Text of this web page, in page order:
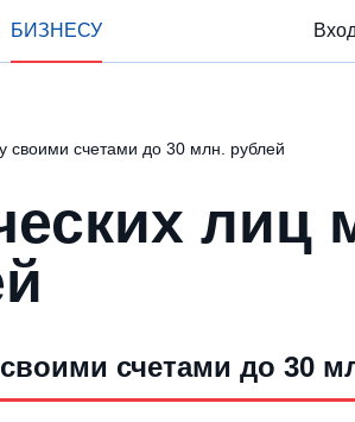
БИЗНЕСУ
своими счетами до 30 млн. рублей
лиц
счетами до 30